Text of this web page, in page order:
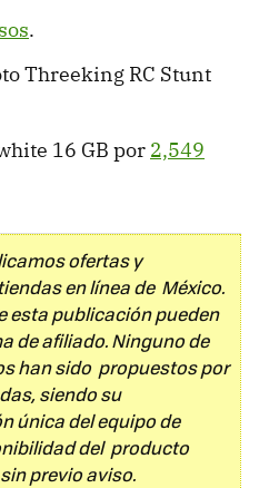
.
Threeking RC Stunt
16 GB por 2,549
ofertas y
en línea de México.
esta publicación pueden
de afiliado. Ninguno de
han sido propuestos por
siendo su
única del equipo de
del producto
previo aviso.